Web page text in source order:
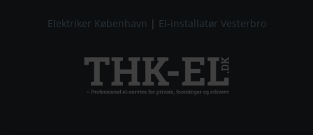
Elektriker København | El-installatør Vesterbro